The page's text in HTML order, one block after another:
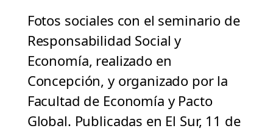
Fotos sociales con el seminario de
Responsabilidad Social y
Economía, realizado en
Concepción, y organizado por la
Facultad de Economía y Pacto
Global. Publicadas en El Sur, 11 de